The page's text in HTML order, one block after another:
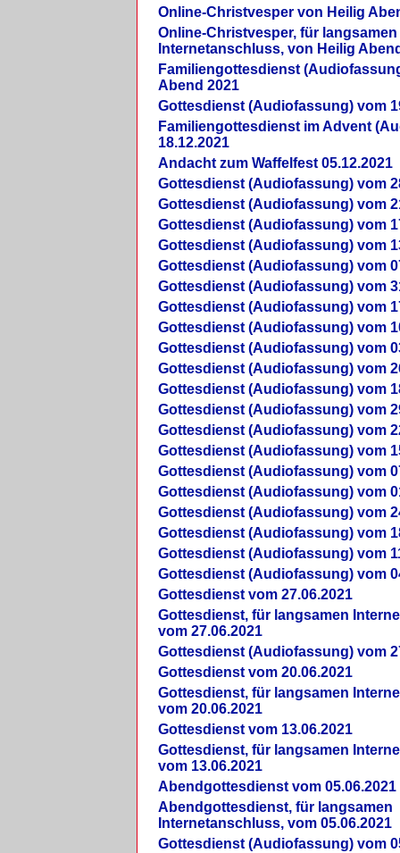
Online-Christvesper von Heilig
Online-Christvesper, für langsamen
Internetanschluss, von Heilig
Familiengottesdienst
Abend 2021
Gottesdienst (Audiofassung) vom
Familiengottesdienst im Advent
18.12.2021
Andacht zum Waffelfest 05.12.2021
Gottesdienst (Audiofassung) vom
Gottesdienst (Audiofassung) vom
Gottesdienst (Audiofassung) vom
Gottesdienst (Audiofassung) vom
Gottesdienst (Audiofassung) vom
Gottesdienst (Audiofassung) vom
Gottesdienst (Audiofassung) vom
Gottesdienst (Audiofassung) vom
Gottesdienst (Audiofassung) vom
Gottesdienst (Audiofassung) vom
Gottesdienst (Audiofassung) vom
Gottesdienst (Audiofassung) vom
Gottesdienst (Audiofassung) vom
Gottesdienst (Audiofassung) vom
Gottesdienst (Audiofassung) vom
Gottesdienst (Audiofassung) vom
Gottesdienst (Audiofassung) vom
Gottesdienst (Audiofassung) vom
Gottesdienst (Audiofassung) vom
Gottesdienst (Audiofassung) vom
Gottesdienst vom 27.06.2021
Gottesdienst, für langsamen
vom 27.06.2021
Gottesdienst (Audiofassung) vom
Gottesdienst vom 20.06.2021
Gottesdienst, für langsamen
vom 20.06.2021
Gottesdienst vom 13.06.2021
Gottesdienst, für langsamen
vom 13.06.2021
Abendgottesdienst vom 05.06.2021
Abendgottesdienst, für langsamen
Internetanschluss, vom 05.06.2021
Gottesdienst (Audiofassung) vom